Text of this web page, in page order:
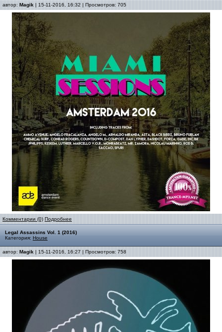
автор: Magik | 15-11-2016, 16:32 | Просмотров: 705
Комментарии (0) Подробнее
Legal Assassins Vol. 1 (2016)
Категория: House
автор: Magik | 15-11-2016, 16:27 | Просмотров: 758